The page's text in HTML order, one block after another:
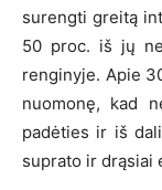
surengti greitą
50 proc. iš jų
renginyje. Apie
nuomonę, kad
padėties ir iš
suprato ir drąsiai